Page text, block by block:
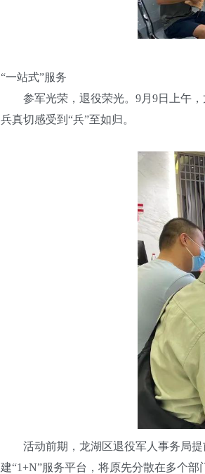
“一站式”服务
参军光荣，退役荣光。9月9日上午，
兵真切感受到“兵”至如归。
活动前期，龙湖区退役军人事务局提
建“1+N”服务平台，将原先分散在多个